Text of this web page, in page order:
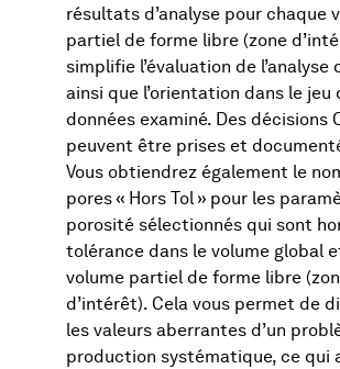
résultats d’analyse pour chaque
partiel de forme libre (zone
simplifie l’évaluation de l’analyse
ainsi que l’orientation dans le jeu
données examiné. Des décisions
peuvent être prises et
Vous obtiendrez également le
pores « Hors Tol » pour les
porosité sélectionnés qui sont
tolérance dans le volume global
volume partiel de forme libre
d’intérêt). Cela vous permet de
les valeurs aberrantes d’un
production systématique, ce qui